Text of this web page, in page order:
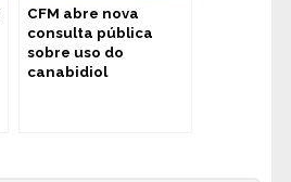
CFM abre nova
consulta pública
sobre uso do
canabidiol